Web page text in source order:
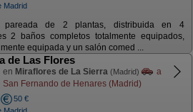
Madrid
pareada de 2 plantas, distribuida en 4
2 baños completos totalmente equipados,
equipada y un salón comed ...
de Las Flores
en Miraflores de La Sierra (Madrid)
a
San Fernando de Henares (Madrid)
50 €